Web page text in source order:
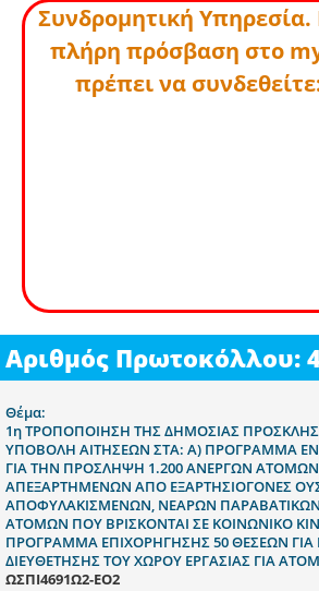
Συνδρομητική Υπηρεσία.
πλήρη πρόσβαση στο
πρέπει να
Αριθμός Πρωτοκόλλου:
Θέμα:
1η ΤΡΟΠΟΠΟΙΗΣΗ ΤΗΣ ΔΗΜΟΣΙΑΣ
ΥΠΟΒΟΛΗ ΑΙΤΗΣΕΩΝ ΣΤΑ: Α) ΠΡΟΓΡΑΜΜΑ
ΓΙΑ ΤΗΝ ΠΡΟΣΛΗΨΗ 1.200 ΑΝΕΡΓΩΝ
ΑΠΕΞΑΡΤΗΜΕΝΩΝ ΑΠΟ ΕΞΑΡΤΗΣΙΟΓΟΝΕΣ
ΑΠΟΦΥΛΑΚΙΣΜΕΝΩΝ, ΝΕΑΡΩΝ
ΑΤΟΜΩΝ ΠΟΥ ΒΡΙΣΚΟΝΤΑΙ ΣΕ ΚΟΙΝΩΝΙΚΟ
ΠΡΟΓΡΑΜΜΑ ΕΠΙΧΟΡΗΓΗΣΗΣ 50 ΘΕΣΕΩΝ
ΔΙΕΥΘΕΤΗΣΗΣ ΤΟΥ ΧΩΡΟΥ ΕΡΓΑΣΙΑΣ ΓΙΑ
ΩΣΠΙ4691Ω2-ΕΟ2